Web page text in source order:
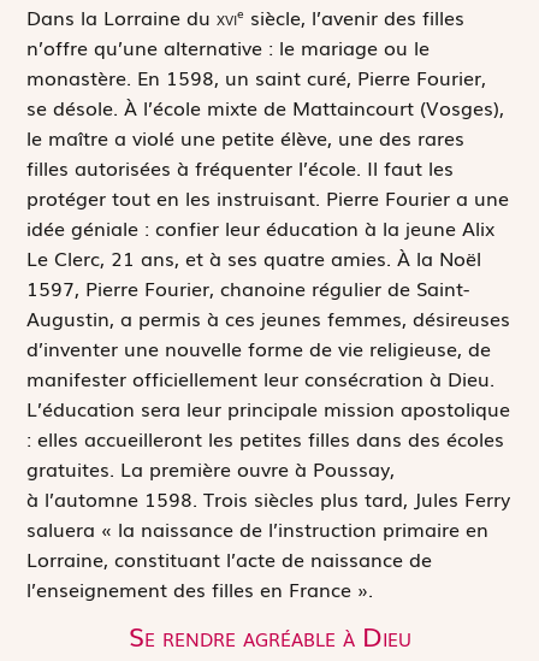
Dans la Lorraine duxvie siècle, l’avenir des filles
n’offre qu’une alternative : le mariage ou le
monastère. En 1598, un saint curé, Pierre Fourier,
se désole. À l’école mixte de Mattaincourt (Vosges),
le maître a violé une petite élève, une des rares
filles autorisées à fréquenter l’école. Il faut les
protéger tout en les instruisant. Pierre Fourier a une
idée géniale : confier leur éducation à la jeune Alix
Le Clerc, 21 ans, et à ses quatre amies. À la Noël
1597, Pierre Fourier, chanoine régulier de Saint-
Augustin, a permis à ces jeunes femmes, désireuses
d’inventer une nouvelle forme de vie religieuse, de
manifester officiellement leur consécration à Dieu.
L’éducation sera leur principale mission apostolique
: elles accueilleront les petites filles dans des écoles
gratuites. La première ouvre à Poussay,
à l’automne 1598. Trois siècles plus tard, Jules Ferry
saluera « la naissance de l’instruction primaire en
Lorraine, constituant l’acte de naissance de
l’enseignement des filles en France ».
Se rendre agréable à Dieu